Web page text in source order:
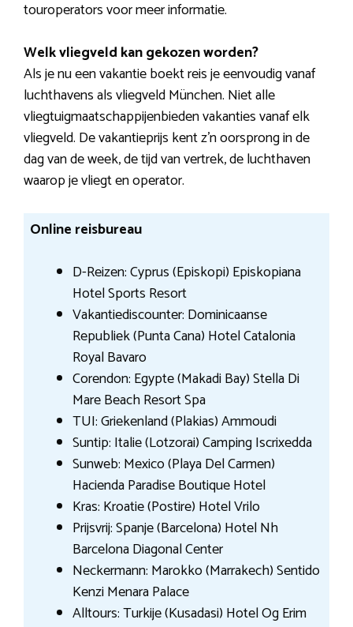
touroperators voor meer informatie.
Welk vliegveld kan gekozen worden?
Als je nu een vakantie boekt reis je eenvoudig vanaf
luchthavens als vliegveld München. Niet alle
vliegtuigmaatschappijenbieden vakanties vanaf elk
vliegveld. De vakantieprijs kent z’n oorsprong in de
dag van de week, de tijd van vertrek, de luchthaven
waarop je vliegt en operator.
Online reisbureau
D-Reizen: Cyprus (Episkopi) Episkopiana
Hotel Sports Resort
Vakantiediscounter: Dominicaanse
Republiek (Punta Cana) Hotel Catalonia
Royal Bavaro
Corendon: Egypte (Makadi Bay) Stella Di
Mare Beach Resort Spa
TUI: Griekenland (Plakias) Ammoudi
Suntip: Italie (Lotzorai) Camping Iscrixedda
Sunweb: Mexico (Playa Del Carmen)
Hacienda Paradise Boutique Hotel
Kras: Kroatie (Postire) Hotel Vrilo
Prijsvrij: Spanje (Barcelona) Hotel Nh
Barcelona Diagonal Center
Neckermann: Marokko (Marrakech) Sentido
Kenzi Menara Palace
Alltours: Turkije (Kusadasi) Hotel Og Erim